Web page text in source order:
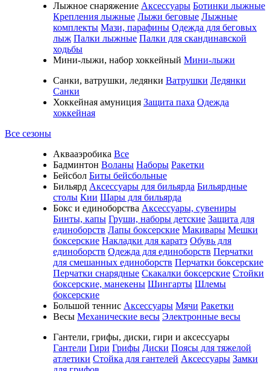
Лыжное снаряжение Аксессуары Ботинки лыжные
Крепления лыжные Лыжи беговые Лыжные
комплекты Мази, парафины Одежда для беговых
лыж Палки лыжные Палки для скандинавской
ходьбы
Мини-лыжи, набор хоккейный Мини-лыжи
Санки, ватрушки, ледянки Ватрушки Ледянки
Санки
Хоккейная амуниция Защита паха Одежда
хоккейная
Все сезоны
Аквааэробика Все
Бадминтон Воланы Наборы Ракетки
Бейсбол Биты бейсбольные
Бильярд Аксессуары для бильярда Бильярдные
столы Кии Шары для бильярда
Бокс и единоборства Аксессуары, сувениры
Бинты, капы Груши, наборы детские Защита для
единоборств Лапы боксерские Макивары Мешки
боксерские Накладки для каратэ Обувь для
единоборств Одежда для единоборств Перчатки
для смешанных единоборств Перчатки боксерские
Перчатки снарядные Скакалки боксерские Стойки
боксерские, манекены Шингарты Шлемы
боксерские
Большой теннис Аксессуары Мячи Ракетки
Весы Механические весы Электронные весы
Гантели, грифы, диски, гири и аксессуары
Гантели Гири Грифы Диски Поясы для тяжелой
атлетики Стойка для гантелей Аксессуары Замки